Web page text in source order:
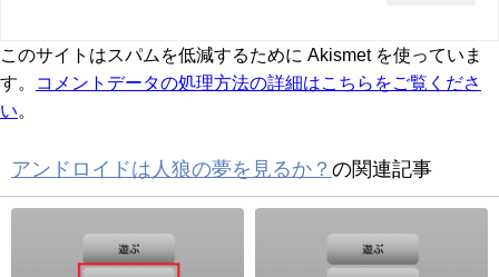
このサイトはスパムを低減するために Akismet を使っていま
す。
コメントデータの処理方法の詳細はこちらをご覧くださ
い。
アンドロイドは人狼の夢を見るか？ の関連記事